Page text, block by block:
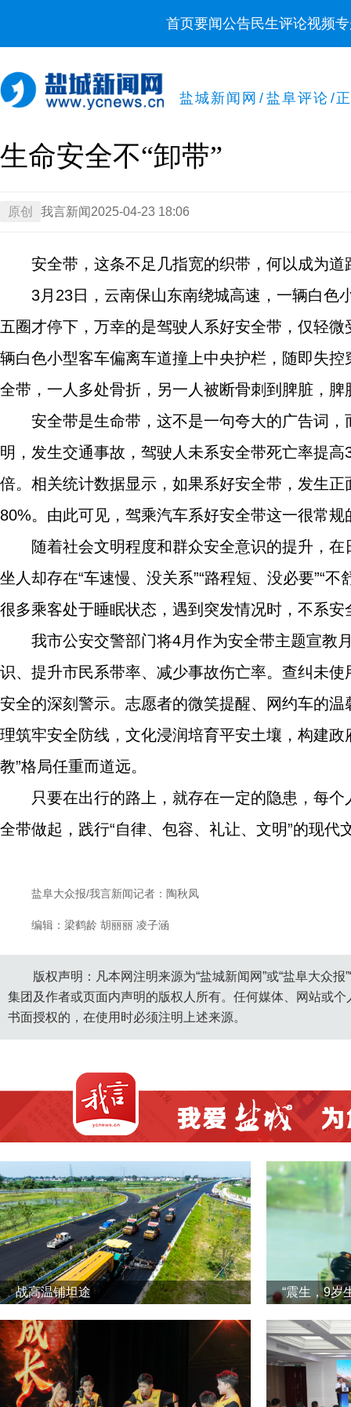
首页要闻公告民生评论视频
盐城新闻网 / 盐阜评论 /
生命安全不“卸带”
原创 我言新闻 2025-04-23 18:06
安全带，这条不足几指宽的织带，何以成为
3月23日，云南保山东南绕城高速，一辆白色
五圈才停下，万幸的是驾驶人系好安全带，仅轻
辆白色小型客车偏离车道撞上中央护栏，随即失
全带，一人多处骨折，另一人被断骨刺到脾脏，脾
安全带是生命带，这不是一句夸大的广告词
明，发生交通事故，驾驶人未系安全带死亡率提
倍。相关统计数据显示，如果系好安全带，发生
80%。由此可见，驾乘汽车系好安全带这一很常
随着社会文明程度和群众安全意识的提升，
坐人却存在“车速慢、没关系”“路程短、没必要”“
很多乘客处于睡眠状态，遇到突发情况时，不系
我市公安交警部门将4月作为安全带主题宣教
识、提升市民系带率、减少事故伤亡率。查纠未
安全的深刻警示。志愿者的微笑提醒、网约车的
理筑牢安全防线，文化浸润培育平安土壤，构建
教”格局任重而道远。
只要在出行的路上，就存在一定的隐患，每
全带做起，践行“自律、包容、礼让、文明”的现
盐阜大众报/我言新闻记者：陶秋凤
编辑：梁鹤龄 胡丽丽 凌子涵
版权声明：凡本网注明来源为“盐城新闻网”或“盐阜大众
集团及作者或页面内声明的版权人所有。任何媒体、网站或
书面授权的，在使用时必须注明上述来源。
战高温铺坦途 “震生，9岁